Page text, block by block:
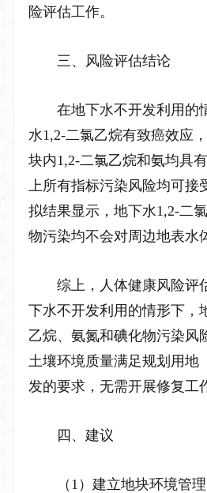
险评估工作。
三、风险评估结论
在地下水不开发利用的
水1,2-二氯乙烷有致癌效应
块内1,2-二氯乙烷和氨均具
上所有指标污染风险均可接
拟结果显示，地下水1,2-二
物污染均不会对周边地表水
综上，人体健康风险评
下水不开发利用的情形下，
乙烷、氨氮和碘化物污染风
土壤环境质量满足规划用地
发的要求，无需开展修复工
四、建议
（ 1 ）建立地块环境管